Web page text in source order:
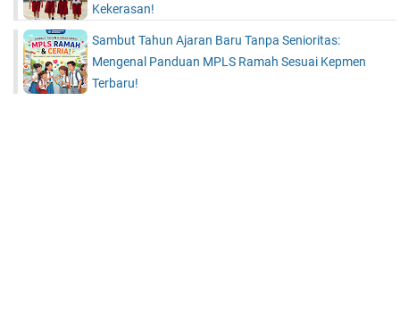
Kekerasan!
Sambut Tahun Ajaran Baru Tanpa Senioritas:
Mengenal Panduan MPLS Ramah Sesuai Kepmen
Terbaru!